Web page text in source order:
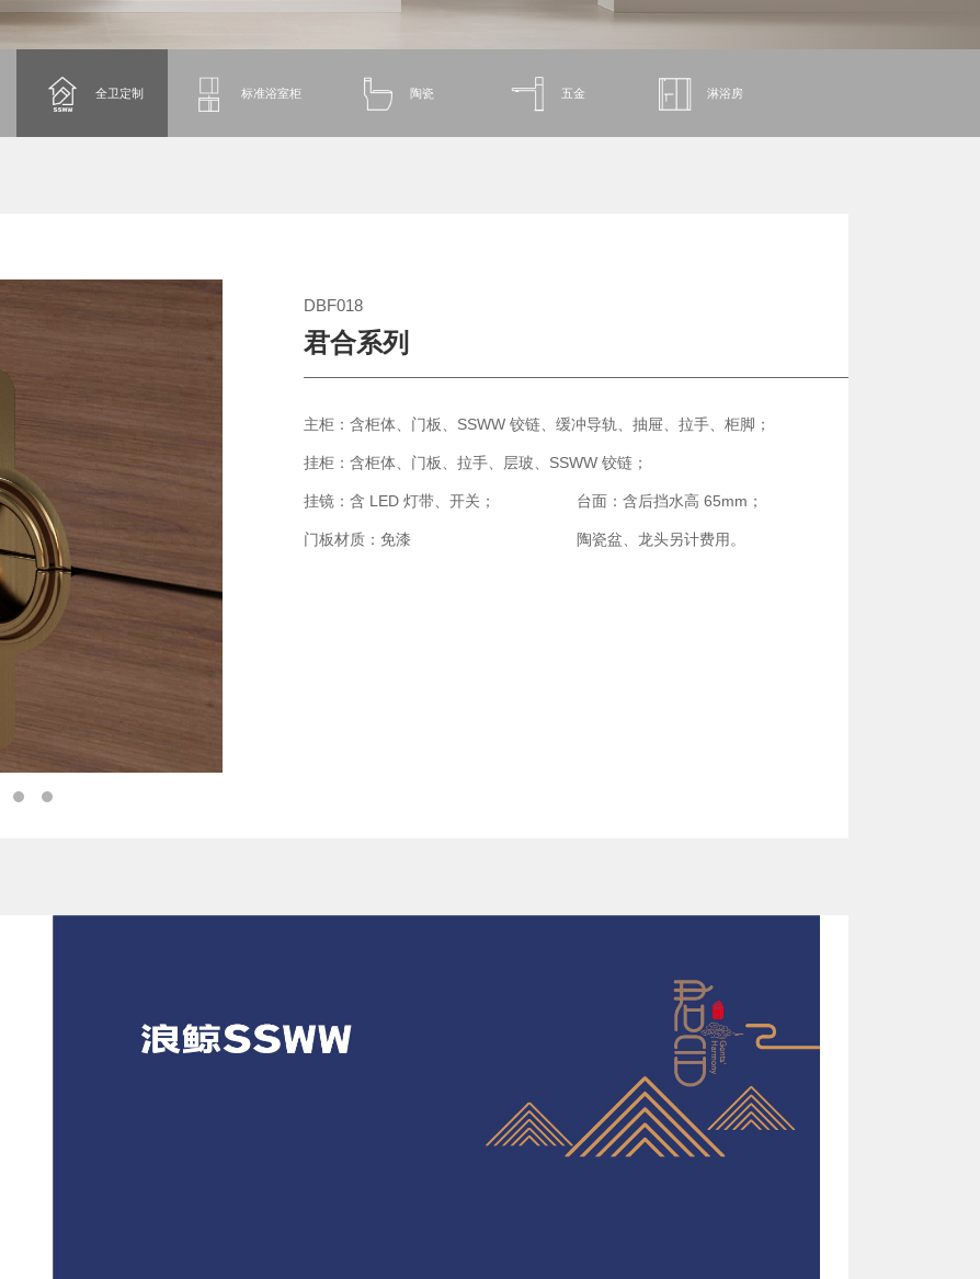
全卫定制 标准浴室柜 陶瓷 五金 淋浴房
DBF018
君合系列
主柜：含柜体、门板、SSWW 铰链、缓冲导轨、抽屉、拉手、柜脚；
挂柜：含柜体、门板、拉手、层玻、SSWW 铰链；
挂镜：含 LED 灯带、开关； 台面：含后挡水高 65mm；
门板材质：免漆 陶瓷盆、龙头另计费用。